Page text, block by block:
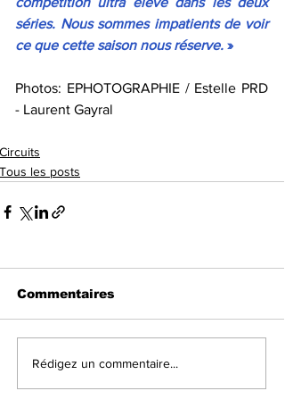
séries. Nous sommes impatients de voir
ce que cette saison nous réserve. »
Photos: EPHOTOGRAPHIE / Estelle PRD
- Laurent Gayral
Circuits
Tous les posts
Commentaires
Rédigez un commentaire...